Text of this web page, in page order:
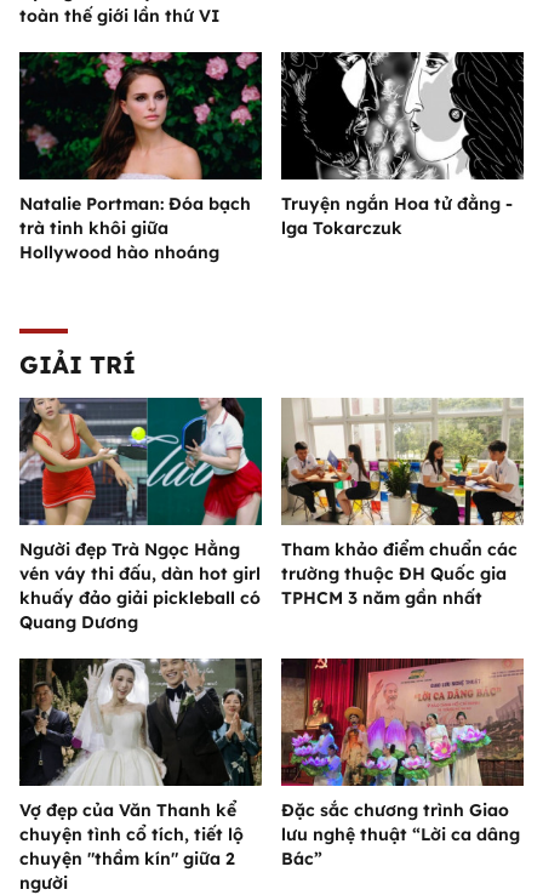
toàn thế giới lần thứ VI
Natalie Portman: Đóa bạch
trà tinh khôi giữa
Hollywood hào nhoáng
Truyện ngắn Hoa tử đằng -
lga Tokarczuk
GIẢI TRÍ
Người đẹp Trà Ngọc Hằng
vén váy thi đấu, dàn hot girl
khuấy đảo giải pickleball có
Quang Dương
Tham khảo điểm chuẩn các
trường thuộc ĐH Quốc gia
TPHCM 3 năm gần nhất
Vợ đẹp của Văn Thanh kể
chuyện tình cổ tích, tiết lộ
chuyện "thầm kín" giữa 2
người
Đặc sắc chương trình Giao
lưu nghệ thuật “Lời ca dâng
Bác”